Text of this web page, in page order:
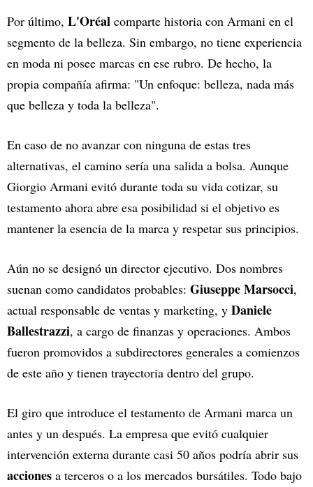
Por último, L'Oréal comparte historia con Armani en el
segmento de la belleza. Sin embargo, no tiene experiencia
en moda ni posee marcas en ese rubro. De hecho, la
propia compañía afirma: "Un enfoque: belleza, nada más
que belleza y toda la belleza".
En caso de no avanzar con ninguna de estas tres
alternativas, el camino sería una salida a bolsa. Aunque
Giorgio Armani evitó durante toda su vida cotizar, su
testamento ahora abre esa posibilidad si el objetivo es
mantener la esencia de la marca y respetar sus principios.
Aún no se designó un director ejecutivo. Dos nombres
suenan como candidatos probables: Giuseppe Marsocci,
actual responsable de ventas y marketing, y Daniele
Ballestrazzi, a cargo de finanzas y operaciones. Ambos
fueron promovidos a subdirectores generales a comienzos
de este año y tienen trayectoria dentro del grupo.
El giro que introduce el testamento de Armani marca un
antes y un después. La empresa que evitó cualquier
intervención externa durante casi 50 años podría abrir sus
acciones a terceros o a los mercados bursátiles. Todo bajo